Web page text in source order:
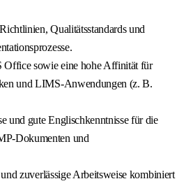
Qualitätsstandards und
Office sowie eine hohe Affinität für
und LIMS-Anwendungen (z. B.
und gute Englischkenntnisse für die
Dokumenten und
zuverlässige Arbeitsweise kombiniert